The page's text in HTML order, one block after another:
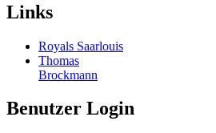
Links
Royals Saarlouis
Thomas
Brockmann
Benutzer Login